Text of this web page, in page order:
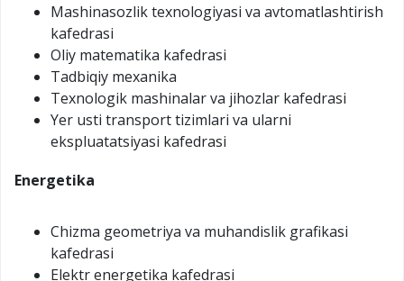
Mashinasozlik texnologiyasi va avtomatlashtirish
kafedrasi
Oliy matematika kafedrasi
Tadbiqiy mexanika
Texnologik mashinalar va jihozlar kafedrasi
Yer usti transport tizimlari va ularni
ekspluatatsiyasi kafedrasi
Energetika
Chizma geometriya va muhandislik grafikasi
kafedrasi
Elektr energetika kafedrasi